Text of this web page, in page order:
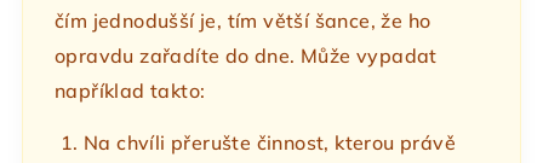
čím jednodušší je, tím větší šance, že ho
opravdu zařadíte do dne. Může vypadat
například takto:
Na chvíli přerušte činnost, kterou právě